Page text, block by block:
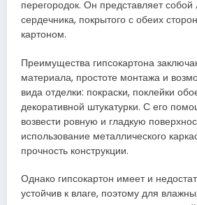
перегородок. Он представляет собой
сердечника, покрытого с обеих
картоном.
Преимущества гипсокартона
материала, простоте монтажа и
вида отделки: покраски, поклейки
декоративной штукатурки. С его
возвести ровную и гладкую
использование металлического
прочность конструкции.
Однако гипсокартон имеет и
устойчив к влаге, поэтому для